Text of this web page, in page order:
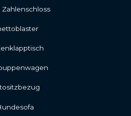
Zahlenschloss